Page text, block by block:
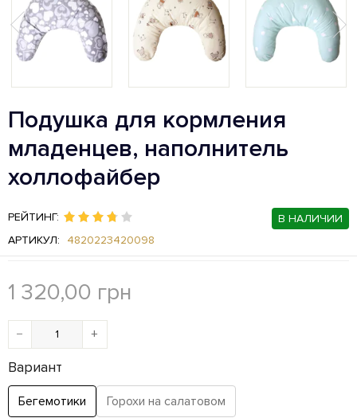
Подушка для кормления
младенцев, наполнитель
холлофайбер
РЕЙТИНГ:
В НАЛИЧИИ
АРТИКУЛ:
4820223420098
1 320,00 грн
− +
Вариант
Бегемотики Горохи на салатовом